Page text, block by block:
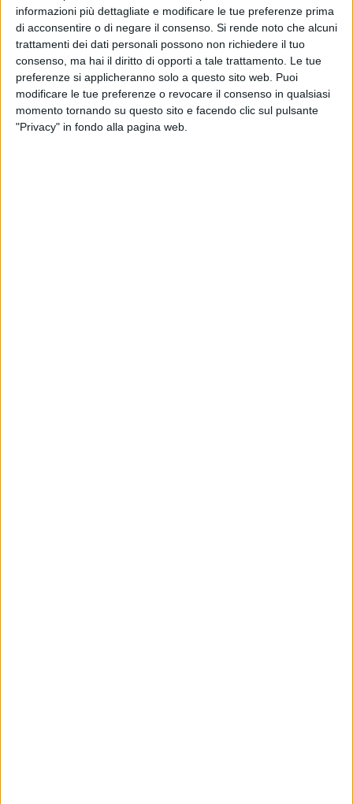
informazioni più dettagliate e modificare le tue preferenze prima
di acconsentire o di negare il consenso. Si rende noto che alcuni
trattamenti dei dati personali possono non richiedere il tuo
consenso, ma hai il diritto di opporti a tale trattamento. Le tue
preferenze si applicheranno solo a questo sito web. Puoi
modificare le tue preferenze o revocare il consenso in qualsiasi
momento tornando su questo sito e facendo clic sul pulsante
"Privacy" in fondo alla pagina web.